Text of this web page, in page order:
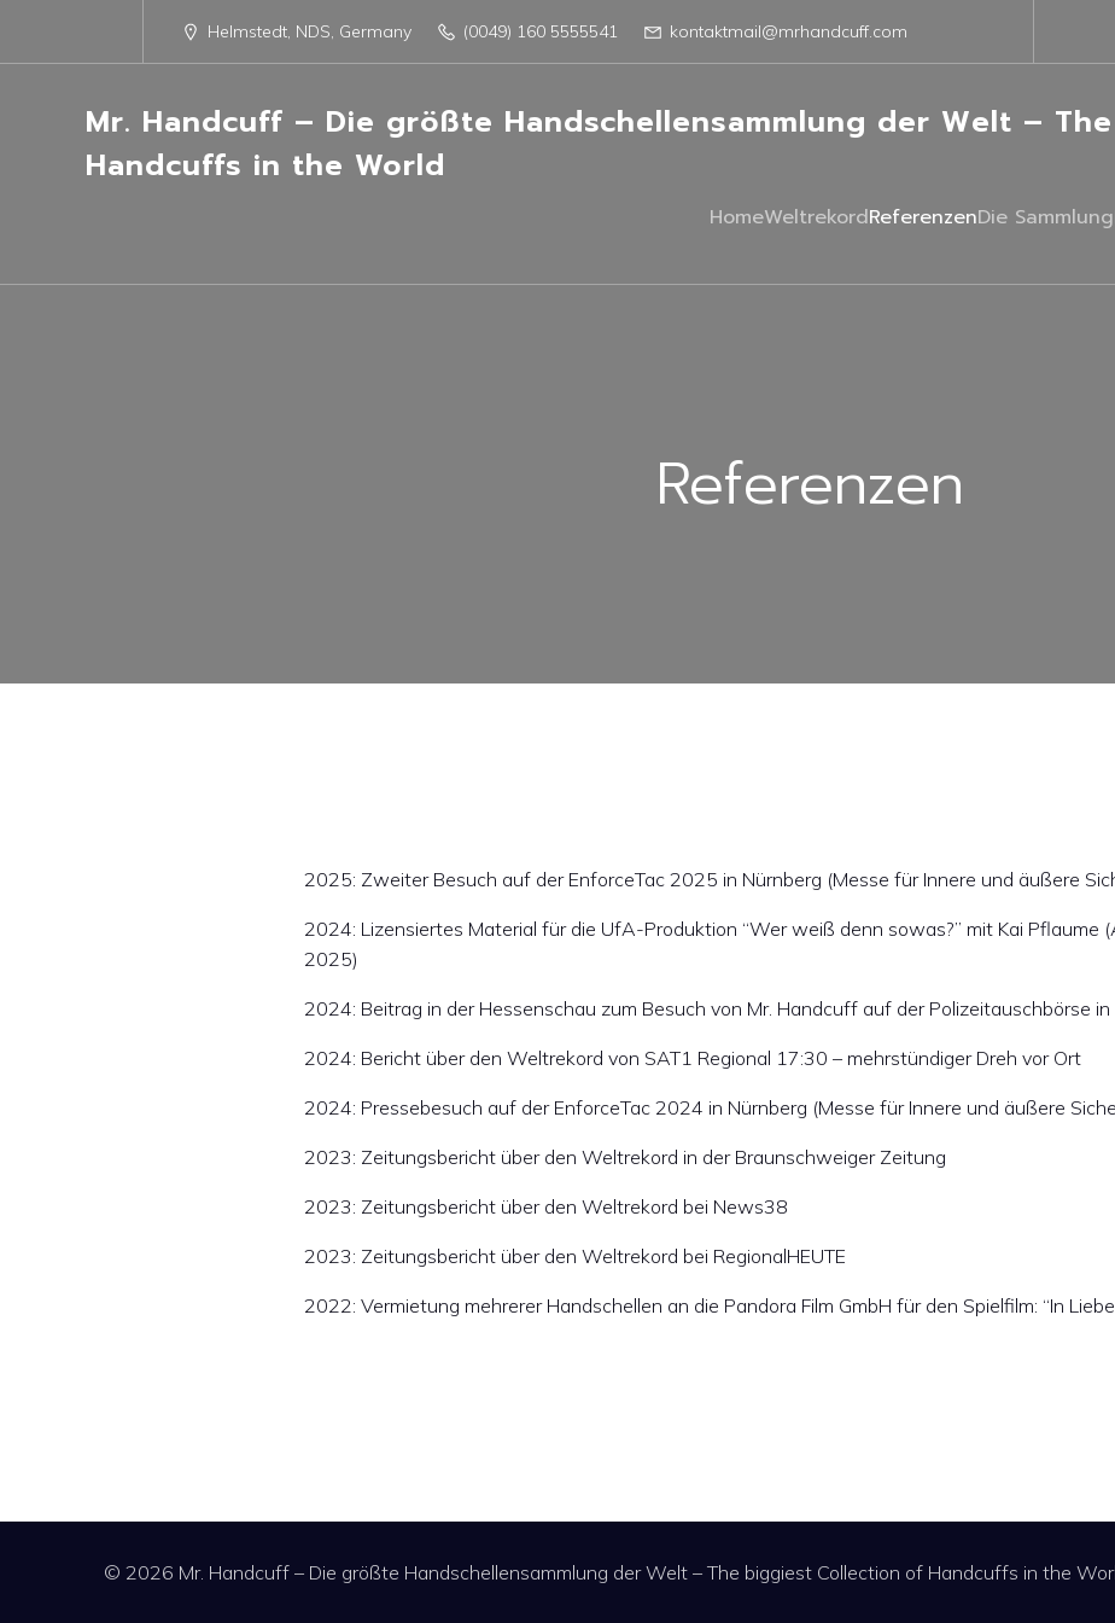
Helmstedt, NDS, Germany (0049) 160 5555541 kontaktmail@mrhandcuff.com
Mr. Handcuff – Die größte Handschellensammlung der Welt –
Handcuffs in the World
HomeWeltrekordReferenzenDie Sammlung
Referenzen
2025: Zweiter Besuch auf der EnforceTac 2025 in Nürnberg (Messe für Innere und äußere
2024: Lizensiertes Material für die UfA-Produktion “Wer weiß denn sowas?” mit Kai Pflaume
2025)
2024: Beitrag in der Hessenschau zum Besuch von Mr. Handcuff auf der Polizeitauschbörse in
2024: Bericht über den Weltrekord von SAT1 Regional 17:30 – mehrstündiger Dreh vor Ort
2024: Pressebesuch auf der EnforceTac 2024 in Nürnberg (Messe für Innere und äußere
2023: Zeitungsbericht über den Weltrekord in der Braunschweiger Zeitung
2023: Zeitungsbericht über den Weltrekord bei News38
2023: Zeitungsbericht über den Weltrekord bei RegionalHEUTE
2022: Vermietung mehrerer Handschellen an die Pandora Film GmbH für den Spielfilm: “In
© 2026 Mr. Handcuff – Die größte Handschellensammlung der Welt – The biggiest Collection of Handcuffs in the